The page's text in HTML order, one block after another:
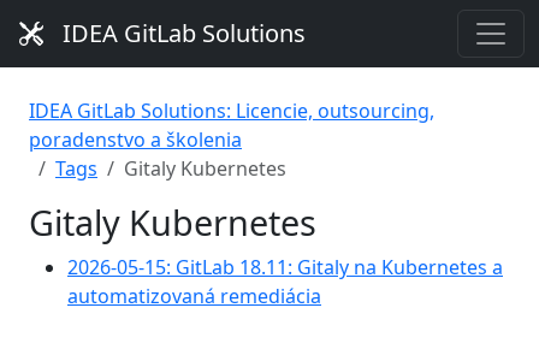
IDEA GitLab Solutions
IDEA GitLab Solutions: Licencie, outsourcing,
poradenstvo a školenia
Tags
Gitaly Kubernetes
Gitaly Kubernetes
2026-05-15: GitLab 18.11: Gitaly na Kubernetes a
automatizovaná remediácia